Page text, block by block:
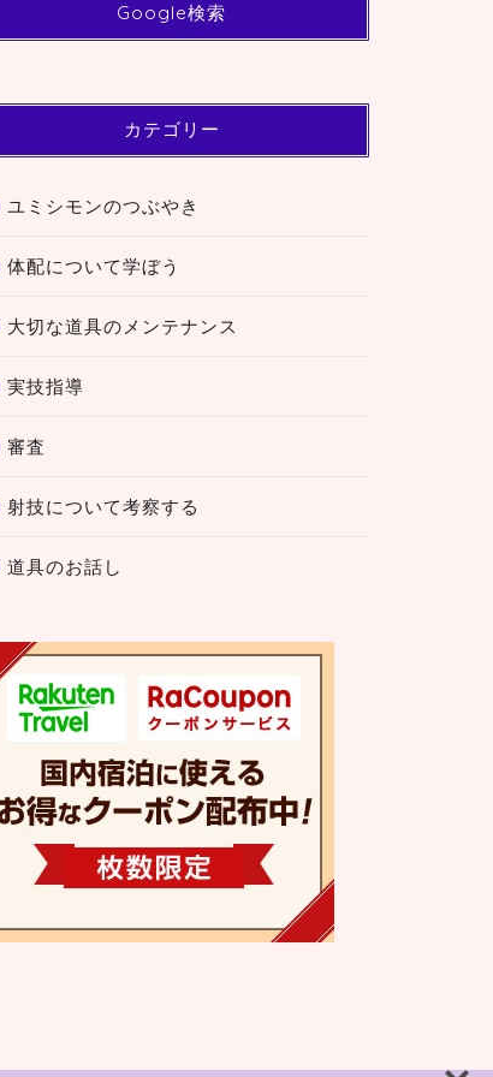
Google検索
カテゴリー
ユミシモンのつぶやき
体配について学ぼう
大切な道具のメンテナンス
実技指導
審査
射技について考察する
道具のお話し